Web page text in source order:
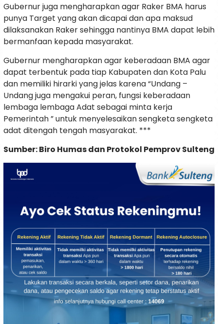
Gubernur juga mengharapkan agar Raker BMA harus
punya Target yang akan dicapai dan apa maksud
dilaksanakan Raker sehingga nantinya BMA dapat lebih
bermanfaan kepada masyarakat.
Gubernur mengharapkan agar keberadaan BMA agar
dapat terbentuk pada tiap Kabupaten dan Kota Palu
dan memiliki hirarki yang jelas karena “Undang –
Undang juga mengakui peran, fungsi keberadaan
lembaga lembaga Adat sebagai minta kerja
Pemerintah ” untuk menyelesaikan sengketa sengketa
adat ditengah tengah masyarakat. ***
Sumber: Biro Humas dan Protokol Pemprov Sulteng